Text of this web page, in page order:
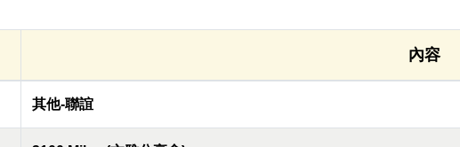
內容
其他-聯誼